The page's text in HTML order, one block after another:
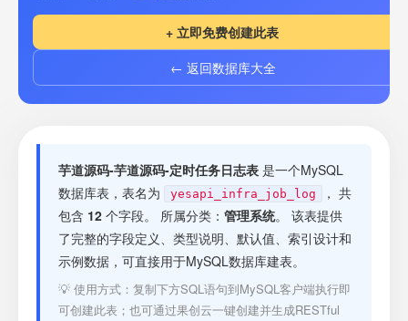
套餐
接口测试
+ 立即免费创建此表
← 返回数据库大全
芋道源码-芋道源码-定时任务日志表 是一个MySQL
数据库表，表名为
yesapi_infra_job_log
， 共
包含 12 个字段。 所属分类： 管理系统。 该表提供
了完整的字段定义、类型说明、默认值、索引设计和
示例数据，可直接用于MySQL数据库建表。
💡 使用方式：复制下方SQL语句到MySQL客户端执行即
可创建此表；也可通过果创云一键创建并生成RESTful